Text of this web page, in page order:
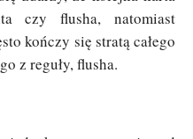
czy flusha, natomiast
kończy się stratą całego
z reguły, flusha.